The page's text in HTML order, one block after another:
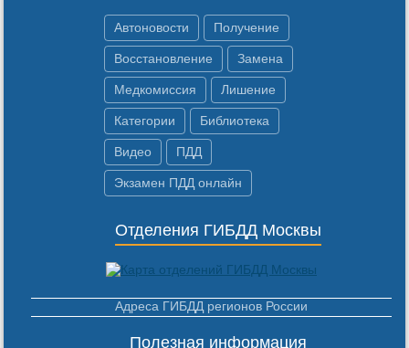
Автоновости Получение
Восстановление Замена
Медкомиссия Лишение
Категории Библиотека
Видео ПДД
Экзамен ПДД онлайн
Отделения ГИБДД Москвы
Адреса ГИБДД регионов России
Полезная информация